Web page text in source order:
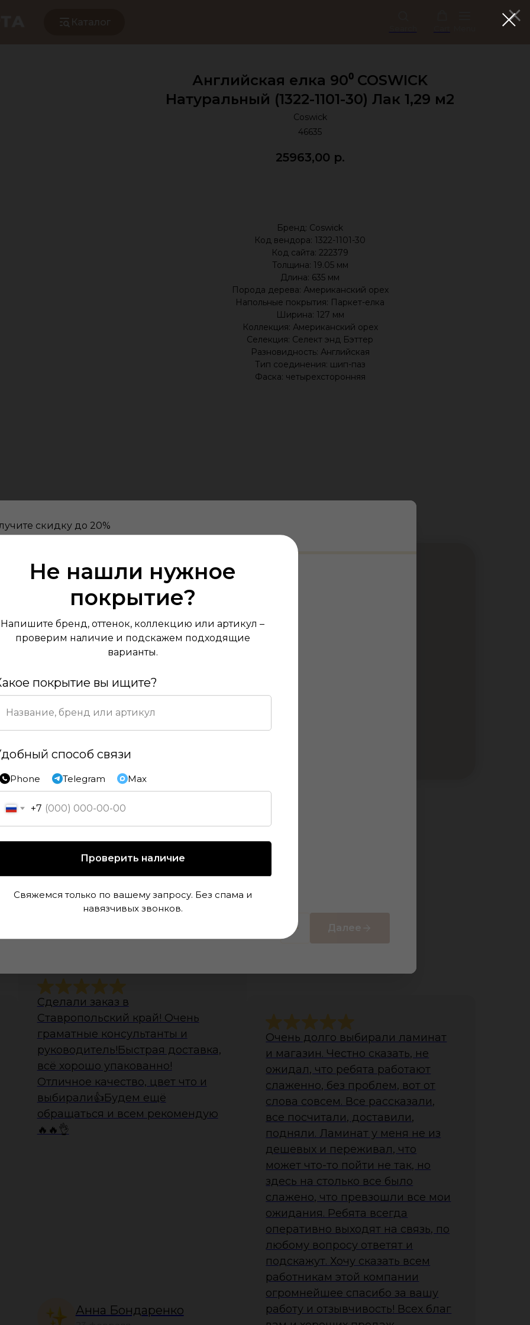
Каталог
скидку до 20%
Вам высветится
его при
Далее
Английская елка 90⁰ COSWICK
Натуральный (1322-1101-30) Лак 1,29 м2
Coswick
46635
25963,00 р.
Бренд: Coswick
Код вендора: 1322-1101-30
Код сайта: 222379
Толщина: 19.05 мм
Длина: 635 мм
Порода дерева: Американский орех
Напольные покрытия: Паркет-елка
Ширина: 127 мм
Коллекция: Американский орех
Селекция: Селект энд Бэттер
Разновидность: Английская
Тип соединения: шип-паз
Фаска: четырехсторонняя
Не нашли нужное
покрытие?
Напишите бренд, оттенок, коллекцию или артикул –
проверим наличие и подскажем подходящие
варианты.
покрытие вы ищите?
способ связи
Phone Telegram Max
+7
Проверить наличие
Свяжемся только по вашему запросу. Без спама и
навязчивых звонков.
наших клиентов
Сделали заказ в
Ставропольский край! Очень
граматные консультанты и
руководитель!Быстрая доставка,
всё хорошо упакованно!
Отличное качество, цвет что и
выбирали👍Будем ещё
обращаться и всем рекомендую
🔥🔥👌
Анна Бондаренко
Очень долго выбирали ламинат
и магазин. Честно сказать, не
ожидал, что ребята работают
слаженно, без проблем, вот от
слова совсем. Все рассказали,
все посчитали, доставили,
подняли. Ламинат у меня не из
дешевых и переживал, что
может что-то пойти не так, но
здесь на столько все было
слажено, что превзошли все мои
ожидания. Ребята всегда
оперативно выходят на связь, по
любому вопросу ответят и
подскажут. Хочу сказать всем
работникам этой компании
огромнейшее спасибо за вашу
работу и отзывчивость! Всех благ